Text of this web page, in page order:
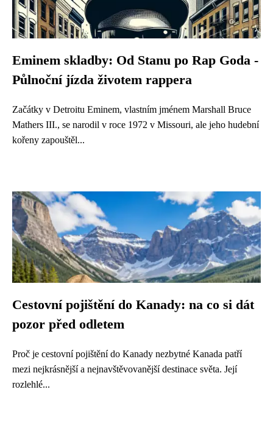
Eminem skladby: Od Stanu po Rap Goda -
Půlnoční jízda životem rappera
Začátky v Detroitu Eminem, vlastním jménem Marshall Bruce
Mathers III., se narodil v roce 1972 v Missouri, ale jeho hudební
kořeny zapouštěl...
Cestovní pojištění do Kanady: na co si dát
pozor před odletem
Proč je cestovní pojištění do Kanady nezbytné Kanada patří
mezi nejkrásnější a nejnavštěvovanější destinace světa. Její
rozlehlé...